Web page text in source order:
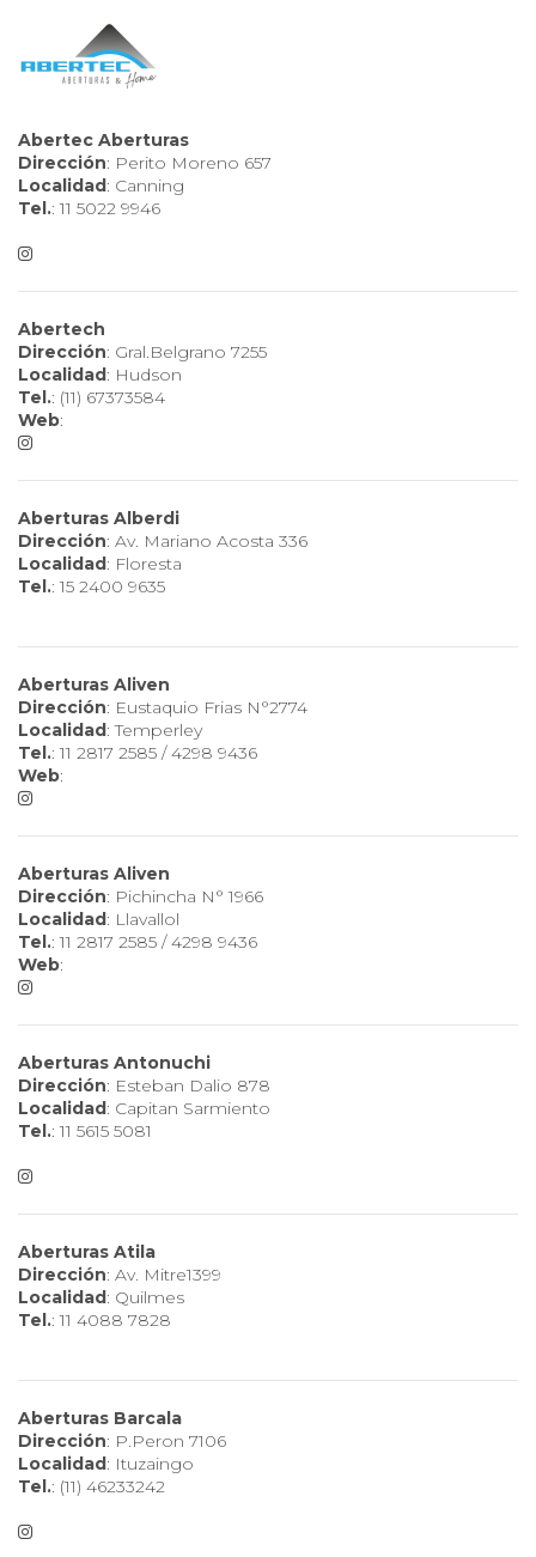
Abertec Aberturas
Dirección: Perito Moreno 657
Localidad: Canning
Tel.: 11 5022 9946
Abertech
Dirección: Gral.Belgrano 7255
Localidad: Hudson
Tel.: (11) 67373584
Web:
Aberturas Alberdi
Dirección: Av. Mariano Acosta 336
Localidad: Floresta
Tel.: 15 2400 9635
Aberturas Aliven
Dirección: Eustaquio Frias N°2774
Localidad: Temperley
Tel.: 11 2817 2585 / 4298 9436
Web:
Aberturas Aliven
Dirección: Pichincha N° 1966
Localidad: Llavallol
Tel.: 11 2817 2585 / 4298 9436
Web:
Aberturas Antonuchi
Dirección: Esteban Dalio 878
Localidad: Capitan Sarmiento
Tel.: 11 5615 5081
Aberturas Atila
Dirección: Av. Mitre1399
Localidad: Quilmes
Tel.: 11 4088 7828
Aberturas Barcala
Dirección: P.Peron 7106
Localidad: Ituzaingo
Tel.: (11) 46233242